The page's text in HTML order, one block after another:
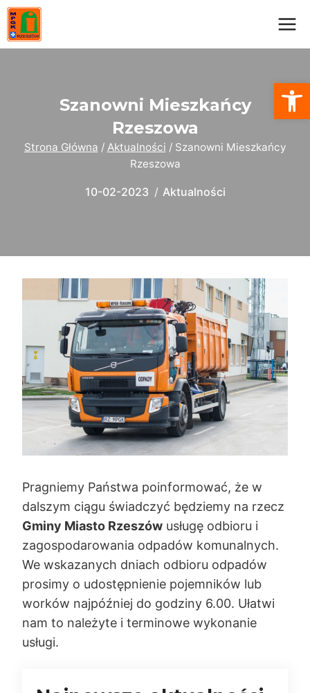
Przejdź
do
treści
Szanowni Mieszkańcy
Rzeszowa
Strona Główna / Aktualności / Szanowni Mieszkańcy
Rzeszowa
10-02-2023 Aktualności
Pragniemy Państwa poinformować, że w
dalszym ciągu świadczyć będziemy na rzecz
Gminy Miasto Rzeszów usługę odbioru i
zagospodarowania odpadów komunalnych.
We wskazanych dniach odbioru odpadów
prosimy o udostępnienie pojemników lub
worków najpóźniej do godziny 6.00. Ułatwi
nam to należyte i terminowe wykonanie
usługi.